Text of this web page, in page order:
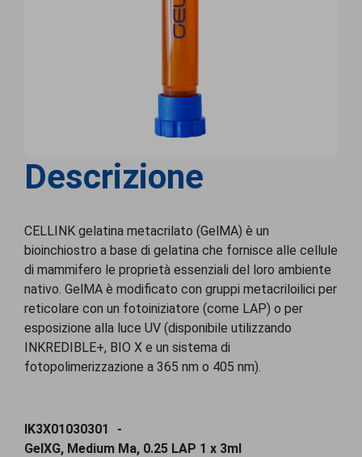
Descrizione
CELLINK gelatina metacrilato (GelMA) è un
bioinchiostro a base di gelatina che fornisce alle cellule
di mammifero le proprietà essenziali del loro ambiente
nativo. GelMA è modificato con gruppi metacriloilici per
reticolare con un fotoiniziatore (come LAP) o per
esposizione alla luce UV (disponibile utilizzando
INKREDIBLE+, BIO X e un sistema di
fotopolimerizzazione a 365 nm o 405 nm).
IK3X01030301
GelXG, Medium Ma, 0.25 LAP 1 x 3ml